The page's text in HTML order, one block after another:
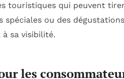
touristiques qui peuvent
spéciales ou des
à sa visibilité.
les